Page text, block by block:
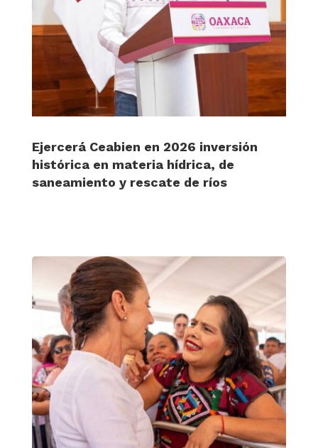
Ejercerá Ceabien en 2026 inversión
histórica en materia hídrica, de
saneamiento y rescate de ríos